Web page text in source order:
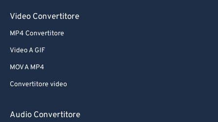
Video Convertitore
MP4 Convertitore
Video A GIF
MOV A MP4
Convertitore video
Audio Convertitore